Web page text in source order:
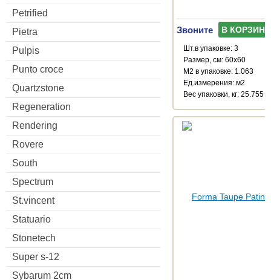
Petrified
Pietra
Pulpis
Punto croce
Quartzstone
Regeneration
Rendering
Rovere
South
Spectrum
St.vincent
Statuario
Stonetech
Super s-12
Sybarum 2cm
Звоните В КОРЗИНУ
Шт.в упаковке: 3
Размер, см: 60x60
М2 в упаковке: 1.063
Ед.измерения: м2
Веc упаковки, кг: 25.755